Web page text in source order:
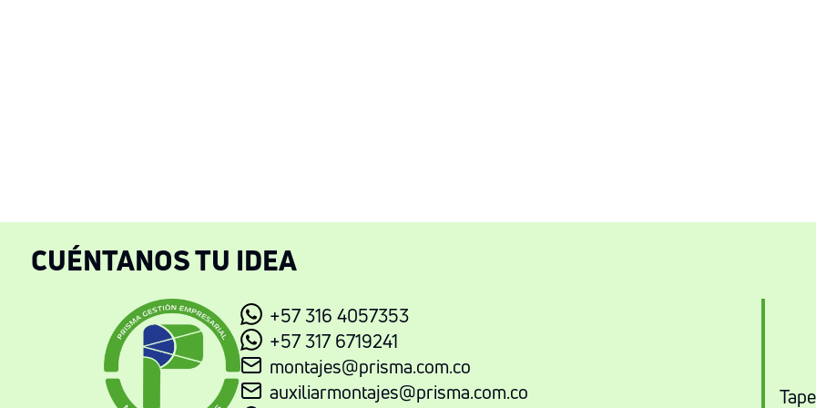
CUÉNTANOS TU IDEA
+57 316 4057353
+57 317 6719241
montajes@prisma.com.co
auxiliarmontajes@prisma.com.co